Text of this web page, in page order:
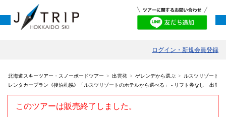
ログイン・新規会員登録
北海道スキーツアー・スノーボードツアー 出雲発 ゲレンデから選ぶ
ルスツリゾート
レンタカープラン《後泊札幌》「ルスツリゾートのホテルから選べる」 - リフト券なし 出雲空
このツアーは販売終了しました。